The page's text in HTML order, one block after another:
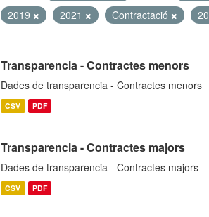
2019
2021 Contractació
Transparencia - Contractes menors
Dades de transparencia - Contractes menors
CSV PDF
Transparencia - Contractes majors
Dades de transparencia - Contractes majors
CSV PDF